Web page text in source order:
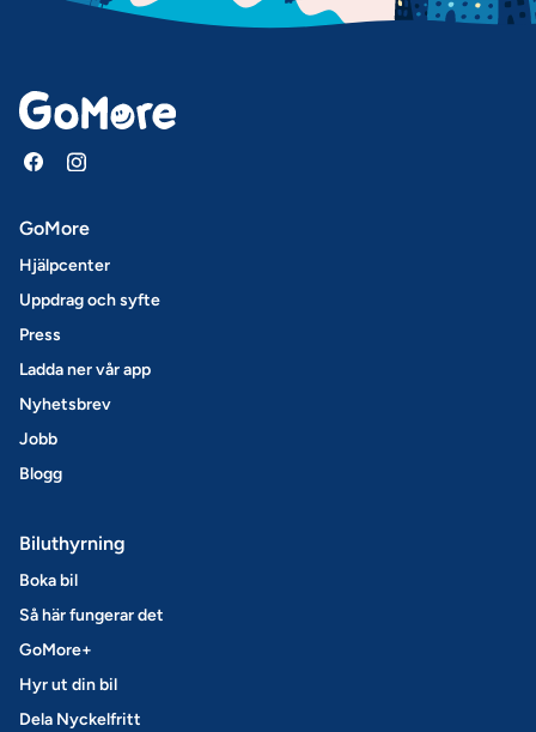
GoMore
Hjälpcenter
Uppdrag och syfte
Press
Ladda ner vår app
Nyhetsbrev
Jobb
Blogg
Biluthyrning
Boka bil
Så här fungerar det
GoMore+
Hyr ut din bil
Dela Nyckelfritt